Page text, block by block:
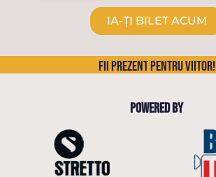
IA-ȚI BILET ACUM
FII PREZENT PENTRU VIITOR!
POWERED BY